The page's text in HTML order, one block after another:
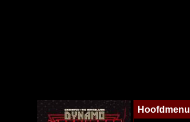
Hoofdmenu